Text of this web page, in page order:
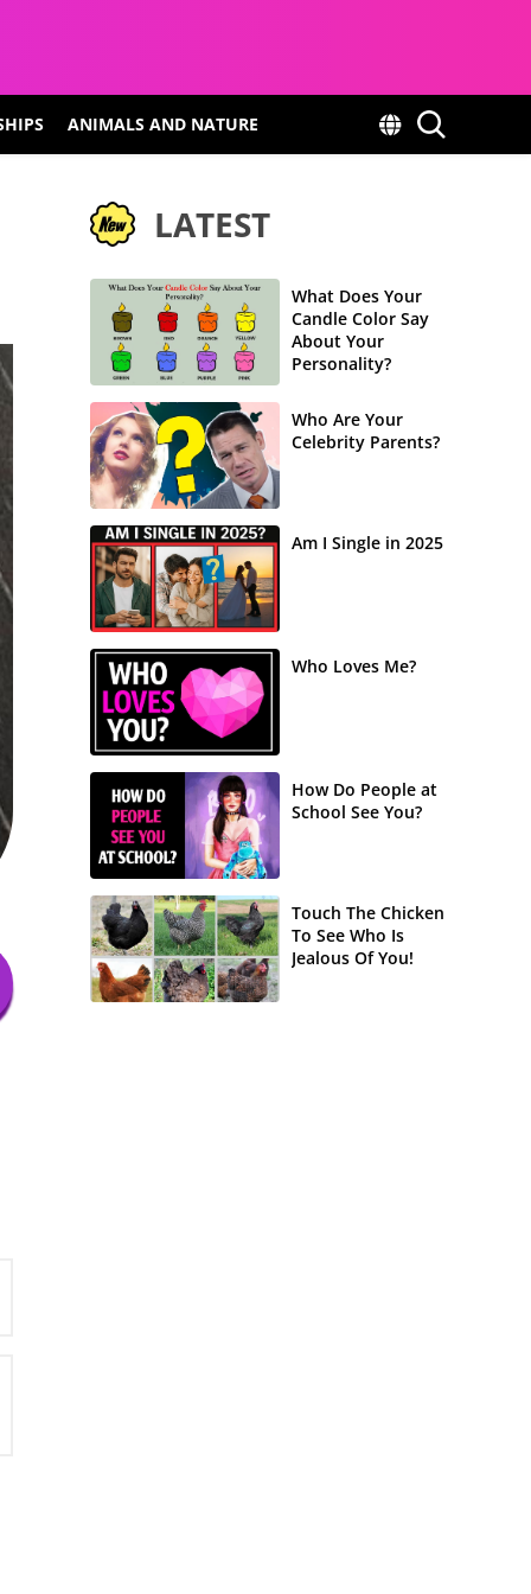
ANIMALS AND NATURE
LATEST
What Does Your
Candle Color Say
About Your
Personality?
Who Are Your
Celebrity Parents?
Am I Single in 2025
Who Loves Me?
How Do People at
School See You?
Touch The Chicken
To See Who Is
Jealous Of You!